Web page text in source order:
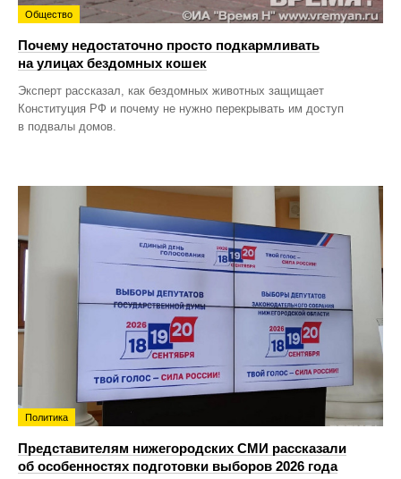
Общество
Почему недостаточно просто подкармливать
на улицах бездомных кошек
Эксперт рассказал, как бездомных животных защищает
Конституция РФ и почему не нужно перекрывать им доступ
в подвалы домов.
Политика
Представителям нижегородских СМИ рассказали
об особенностях подготовки выборов 2026 года